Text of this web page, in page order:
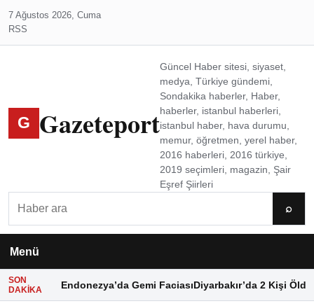
7 Ağustos 2026, Cuma
RSS
G Gazeteport
Güncel Haber sitesi, siyaset,
medya, Türkiye gündemi,
Sondakika haberler, Haber,
haberler, istanbul haberleri,
istanbul haber, hava durumu,
memur, öğretmen, yerel haber,
2016 haberleri, 2016 türkiye,
2019 seçimleri, magazin, Şair
Eşref Şiirleri
⌕
Menü
SON
DAKIKA
Endonezya’da Gemi FaciasıDiyarbakır’da 2 Kişi Öldü